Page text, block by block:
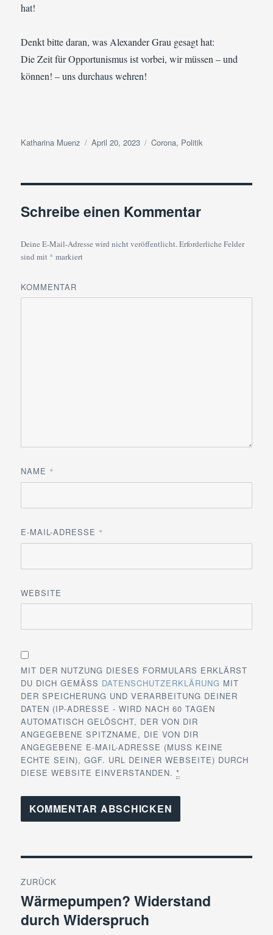
hat!
Denkt bitte daran, was Alexander Grau gesagt hat:
Die Zeit für Opportunismus ist vorbei, wir müssen – und
können! – uns durchaus wehren!
Autor
Katharina Muenz
Veröffentlicht
April 20, 2023 Kategorien
Corona, Politik
Schreibe einen Kommentar
Deine E-Mail-Adresse wird nicht veröffentlicht. Erforderliche Felder
sind mit * markiert
KOMMENTAR
NAME *
E-MAIL-ADRESSE *
WEBSITE
MIT DER NUTZUNG DIESES FORMULARS ERKLÄRST
DU DICH GEMÄSS DATENSCHUTZERKLÄRUNG MIT
DER SPEICHERUNG UND VERARBEITUNG DEINER
DATEN (IP-ADRESSE - WIRD NACH 60 TAGEN
AUTOMATISCH GELÖSCHT, DER VON DIR
ANGEGEBENE SPITZNAME, DIE VON DIR
ANGEGEBENE E-MAIL-ADRESSE (MUSS KEINE
ECHTE SEIN), GGF. URL DEINER WEBSEITE) DURCH
DIESE WEBSITE EINVERSTANDEN.*
ZURÜCK
Vorheriger
Beitrag:
Wärmepumpen? Widerstand
durch Widerspruch